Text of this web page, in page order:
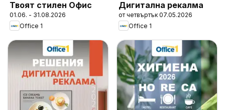
Твоят стилен Офис
01.06. - 31.08.2026
Office 1
Дигитална рекалма
от четвъртък 07.05.2026
Office 1